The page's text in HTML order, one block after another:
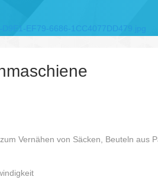
Vernähen von Säcken, Beuteln aus